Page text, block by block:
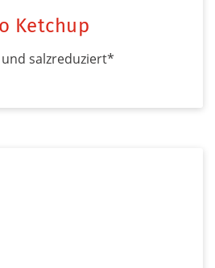
Ketchup
salzreduziert*